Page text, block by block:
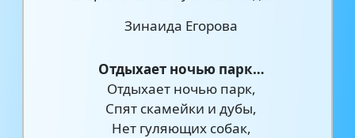
Зинаида Егорова
Отдыхает ночью парк…
Отдыхает ночью парк,
Спят скамейки и дубы,
Нет гуляющих собак,